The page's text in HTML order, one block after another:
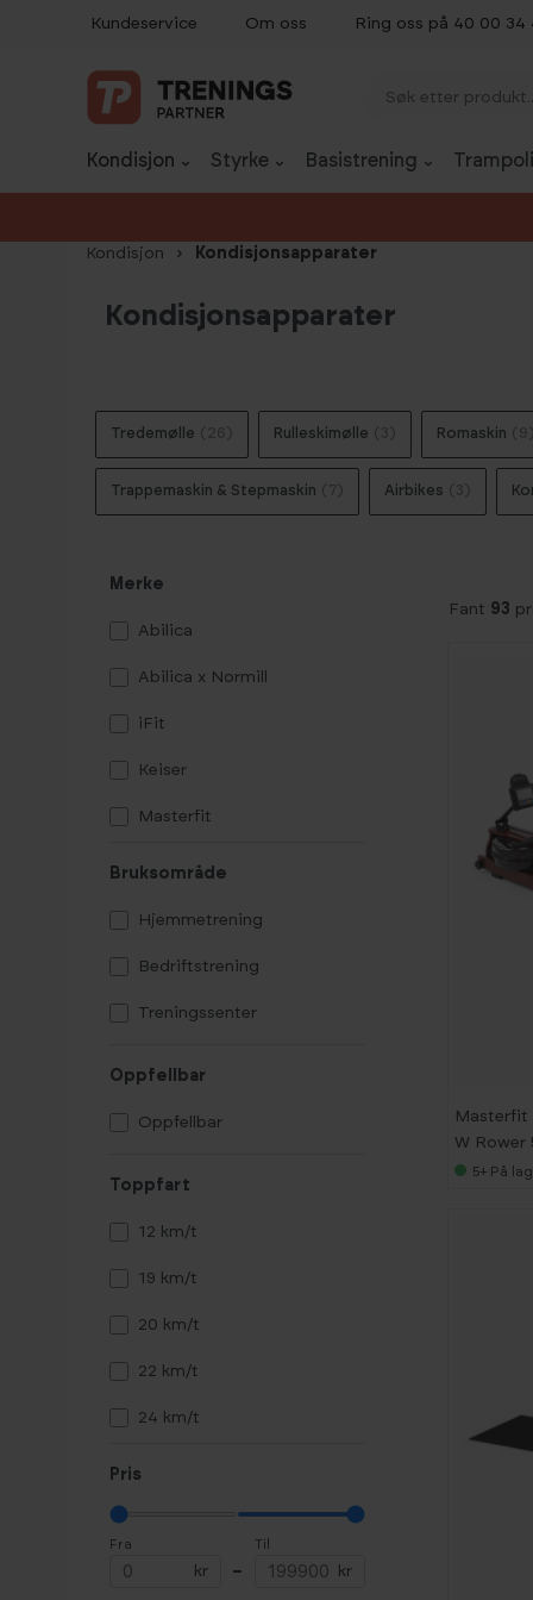
til innhold
Gå til navigasjon
Kundeservice Om oss Ring oss på 40 00 34
Kondisjon Styrke Basistrening
Kondisjon Kondisjonsapparater
Kondisjonsapparater
Tredemølle Rulleskimølle Romaskin
Trappemaskin & Stepmaskin Airbikes
Merke
Abilica
Abilica x Normill
iFit
Keiser
Masterfit
NordicTrack
ProForm
Schwinn Fitness
Bruksområde
Hjemmetrening
Bedriftstrening
Treningssenter
Oppfellbar
Oppfellbar
Toppfart
12 km/t
19 km/t
20 km/t
22 km/t
24 km/t
Pris
Fra
kr –
Til
kr
Fant 93
Masterfit
W Rower
5+ På